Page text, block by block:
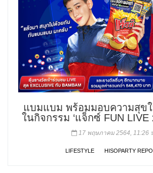
แบมแบม พร้อมมอบความสุข
ในกิจกรรม ‘แจ็กซ์ FUN LIVE
17 พฤษภาคม 2564, 11:26
LIFESTYLE HISOPARTY